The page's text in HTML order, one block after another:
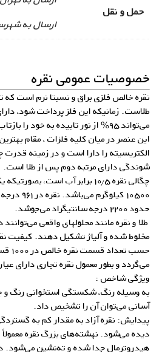
حمل و نقل
ارسال به
خصوصیات عمومی نقره
نقره خالص فلزی براق و نسبتا نرم است که
طلاست. زمانیکه این فلز پرداخت شود،
می‌تواند ۹۵% از نور تابیده به خود را بازتاب نماید.
این عنصر در میان کلیه فلزات ، مقام
الکتریسیته را دارا است و در زمینه
شوندگی دارای مرتبه دوم پس از طلا است.
چگالی نقره ۱۰٫۵ برابر آب است،
۱۰۵۰۰
حدود ۲۲۰۰ درجه سانتیگراد می‌جوشد.
طلا و نقره مانند محلولهای واقعی
مخلوط شده و آلیاژ تشکیل دهند. کیفیت
حسب
می‌گردد و بطور معمول نقره تجاری دارای عیار ۹۹۹ است.
ویژگی شاخص :
به وسیله رنگ، شکستگی استخوانی رنگ
آسانی می‌توان آن را تشخیص داد.
پیدایش: نقره آزاد به مقدار کم به
دیده می‌شود. نهشته‌های بزرگ نقره معمولاً
هیدروترمال جدا شده و ته‌‌نشین می‌شود.